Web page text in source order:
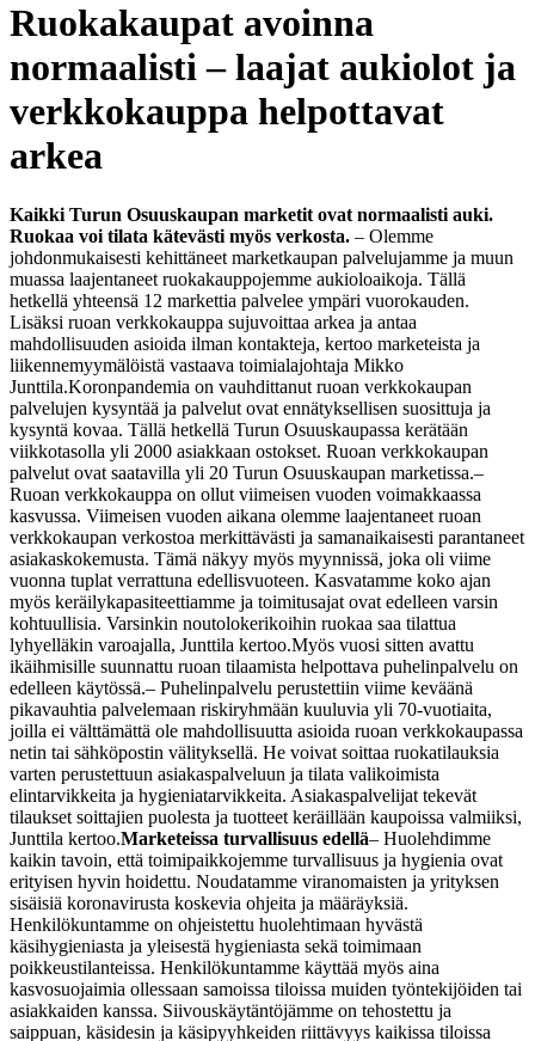
Ruokakaupat avoinna
normaalisti – laajat aukiolot ja
verkkokauppa helpottavat
arkea
Kaikki Turun Osuuskaupan marketit ovat normaalisti auki.
Ruokaa voi tilata kätevästi myös verkosta. – Olemme
johdonmukaisesti kehittäneet marketkaupan palvelujamme ja muun
muassa laajentaneet ruokakauppojemme aukioloaikoja. Tällä
hetkellä yhteensä 12 markettia palvelee ympäri vuorokauden.
Lisäksi ruoan verkkokauppa sujuvoittaa arkea ja antaa
mahdollisuuden asioida ilman kontakteja, kertoo marketeista ja
liikennemyymälöistä vastaava toimialajohtaja Mikko
Junttila.Koronpandemia on vauhdittanut ruoan verkkokaupan
palvelujen kysyntää ja palvelut ovat ennätyksellisen suosittuja ja
kysyntä kovaa. Tällä hetkellä Turun Osuuskaupassa kerätään
viikkotasolla yli 2000 asiakkaan ostokset. Ruoan verkkokaupan
palvelut ovat saatavilla yli 20 Turun Osuuskaupan marketissa.–
Ruoan verkkokauppa on ollut viimeisen vuoden voimakkaassa
kasvussa. Viimeisen vuoden aikana olemme laajentaneet ruoan
verkkokaupan verkostoa merkittävästi ja samanaikaisesti parantaneet
asiakaskokemusta. Tämä näkyy myös myynnissä, joka oli viime
vuonna tuplat verrattuna edellisvuoteen. Kasvatamme koko ajan
myös keräilykapasiteettiamme ja toimitusajat ovat edelleen varsin
kohtuullisia. Varsinkin noutolokerikoihin ruokaa saa tilattua
lyhyelläkin varoajalla, Junttila kertoo.Myös vuosi sitten avattu
ikäihmisille suunnattu ruoan tilaamista helpottava puhelinpalvelu on
edelleen käytössä.– Puhelinpalvelu perustettiin viime keväänä
pikavauhtia palvelemaan riskiryhmään kuuluvia yli 70-vuotiaita,
joilla ei välttämättä ole mahdollisuutta asioida ruoan verkkokaupassa
netin tai sähköpostin välityksellä. He voivat soittaa ruokatilauksia
varten perustettuun asiakaspalveluun ja tilata valikoimista
elintarvikkeita ja hygieniatarvikkeita. Asiakaspalvelijat tekevät
tilaukset soittajien puolesta ja tuotteet keräillään kaupoissa valmiiksi,
Junttila kertoo.Marketeissa turvallisuus edellä– Huolehdimme
kaikin tavoin, että toimipaikkojemme turvallisuus ja hygienia ovat
erityisen hyvin hoidettu. Noudatamme viranomaisten ja yrityksen
sisäisiä koronavirusta koskevia ohjeita ja määräyksiä.
Henkilökuntamme on ohjeistettu huolehtimaan hyvästä
käsihygieniasta ja yleisestä hygieniasta sekä toimimaan
poikkeustilanteissa. Henkilökuntamme käyttää myös aina
kasvosuojaimia ollessaan samoissa tiloissa muiden työntekijöiden tai
asiakkaiden kanssa. Siivouskäytäntöjämme on tehostettu ja
saippuan, käsidesin ja käsipyyhkeiden riittävyys kaikissa tiloissa